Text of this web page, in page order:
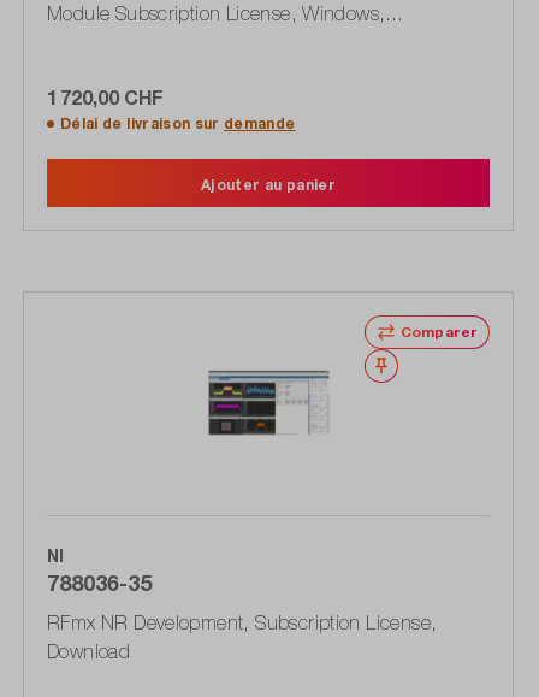
Module Subscription License, Windows,
1 720,00 CHF
Délai de livraison sur demande
Ajouter au panier
Comparer
Noter
NI
788036-35
RFmx NR Development, Subscription License,
Download